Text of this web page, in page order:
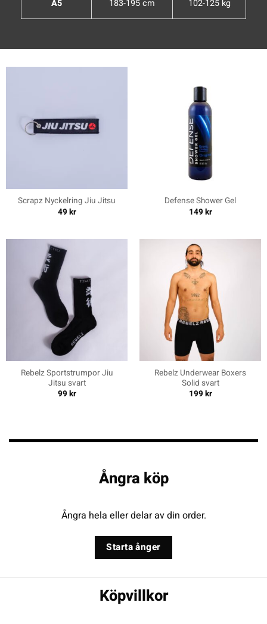
A5 183-195 cm 102-125 kg
Scrapz Nyckelring Jiu Jitsu
49kr
Defense Shower Gel
149kr
Rebelz Sportstrumpor Jiu
Jitsu svart
99kr
Rebelz Underwear Boxers
Solid svart
199kr
Ångra köp
Ångra hela eller delar av din order.
Starta ånger
Köpvillkor